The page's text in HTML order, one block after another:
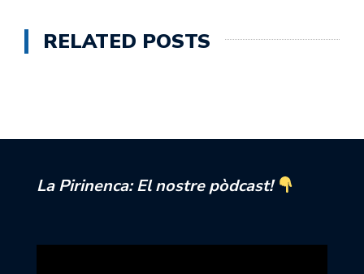
RELATED POSTS
La Pirinenca: El nostre pòdcast!